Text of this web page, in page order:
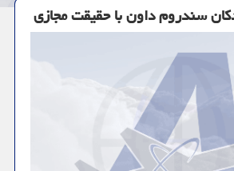
سندروم داون با حقیقت مجازی